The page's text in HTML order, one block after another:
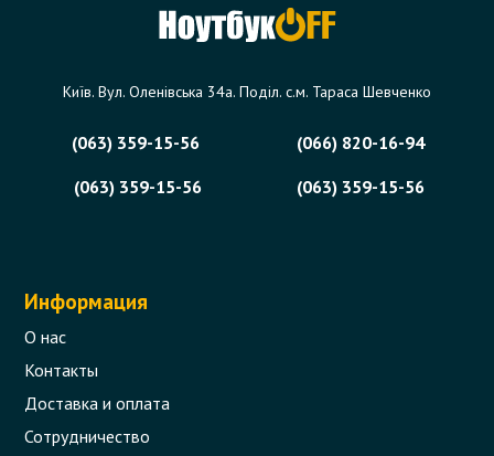
Київ. Вул. Оленівська 34а. Поділ. с.м. Тараса Шевченко
(063) 359-15-56
(066) 820-16-94
(063) 359-15-56
(063) 359-15-56
Информация
О нас
Контакты
Доставка и оплата
Сотрудничество